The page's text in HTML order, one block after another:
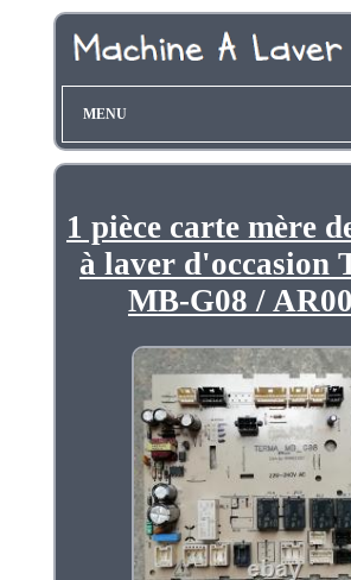
MENU
1 pièce carte mère
à laver d'occasion
MB-G08 /